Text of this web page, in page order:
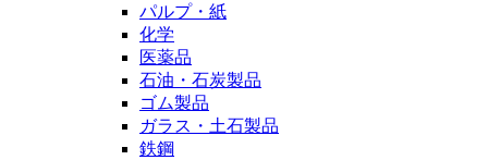
パルプ・紙
化学
医薬品
石油・石炭製品
ゴム製品
ガラス・土石製品
鉄鋼